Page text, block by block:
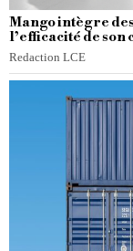
Mango intègre
l’efficacité de
Redaction LCE